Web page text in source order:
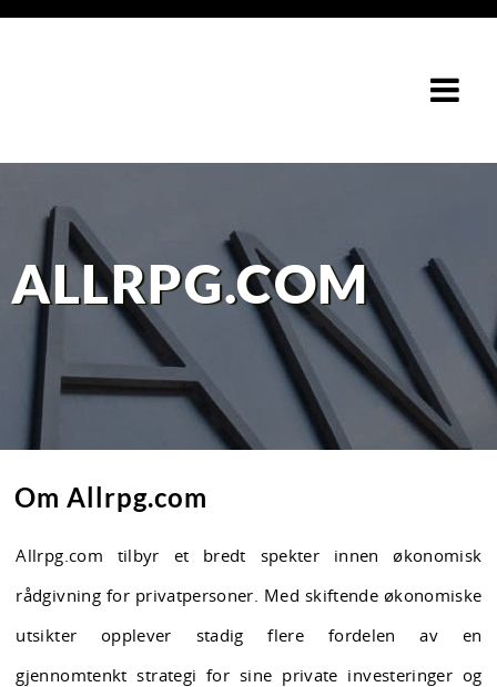
ALLRPG.COM
Om Allrpg.com
Allrpg.com tilbyr et bredt spekter innen økonomisk
rådgivning for privatpersoner. Med skiftende økonomiske
utsikter opplever stadig flere fordelen av en
gjennomtenkt strategi for sine private investeringer og